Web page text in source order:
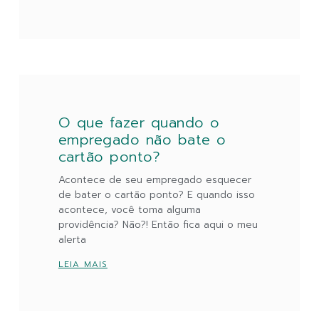
O que fazer quando o
empregado não bate o
cartão ponto?
Acontece de seu empregado esquecer
de bater o cartão ponto? E quando isso
acontece, você toma alguma
providência? Não?! Então fica aqui o meu
alerta
LEIA MAIS